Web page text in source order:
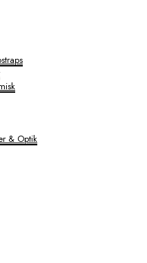
& Optik